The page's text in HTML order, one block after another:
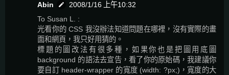
Abin
2008/1/16 上午10:32
To Susan L. :
光看你的 CSS 我沒辦法知道問題在哪裡，沒有實際的畫
面和網頁，我只好用猜的。
標題的圖改法有很多種，如果你也是把圖用底圖
background 的語法去宣告，看了你的原始碼，我建議你
要自訂 header-wrapper 的寬度 (width: ?px;)，寬度的大